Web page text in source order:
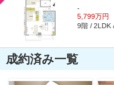
-
5,799万円
9階 2LDK
成約済み一覧